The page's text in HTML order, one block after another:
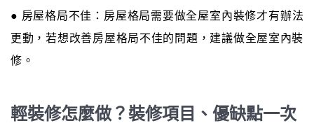
● 房屋格局不佳：房屋格局需要做全屋室內裝修才有辦法
更動，若想改善房屋格局不佳的問題，建議做全屋室內裝
修。
輕裝修怎麼做？裝修項目、優缺點一次